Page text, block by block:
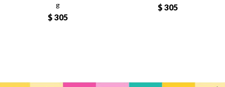
g
$ 305
$ 305